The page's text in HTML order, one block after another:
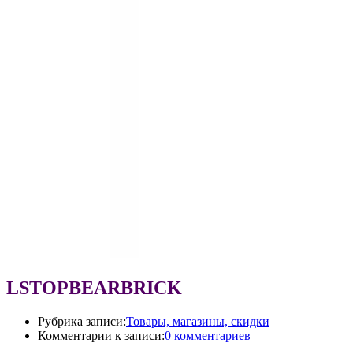
LSTOPBEARBRICK
Рубрика записи:Товары, магазины, скидки
Комментарии к записи:0 комментариев